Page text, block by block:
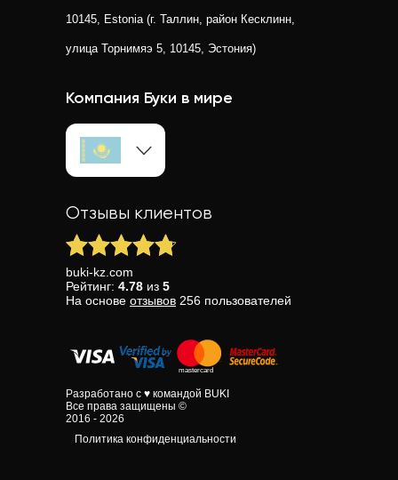
10145, Estonia (г. Таллин, район Кесклинн,
улица Торнимяэ 5, 10145, Эстония)
Компания Буки в мире
Отзывы клиентов
buki-kz.com
Рейтинг: 4.78 из 5
На основе отзывов 256 пользователей
Разработано с ♥ командой BUKI
Все права защищены ©
2016 - 2026
Политика конфиденциальности